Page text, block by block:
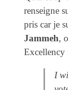
renseigne
pris car je
Jammeh,
Excellency
I